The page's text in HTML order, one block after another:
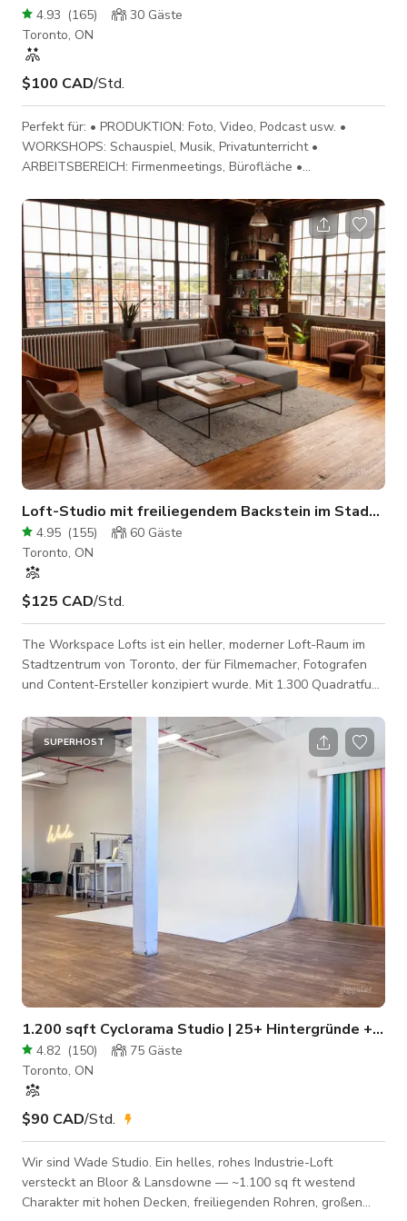
4.93 (165) 30 Gäste
Toronto, ON
$100 CAD/Std.
Perfekt für: • PRODUKTION: Foto, Video, Podcast usw. •
WORKSHOPS: Schauspiel, Musik, Privatunterricht •
ARBEITSBEREICH: Firmenmeetings, Bürofläche •
geschäftlich, privat usw. Bis zu 30 Personen MERKMALE: •
1100 Quadratfuß Mehrzweckraum. • Offener Grundriss • 10'
hohe Decken • Mehrfarbige LED-Beleuchtung gesteuert per
iPad • 65'' Smart TV • HD-Projektor-120” Leinwand (Zusatz) •
2 große Lautsprecher mit Schaltpult
Loft-Studio mit freiliegendem Backstein im
4.95 (155) 60 Gäste
Toronto, ON
$125 CAD/Std.
The Workspace Lofts ist ein heller, moderner Loft-Raum im
Stadtzentrum von Toronto, der für Filmemacher, Fotografen
und Content-Ersteller konzipiert wurde. Mit 1.300 Quadratfuß
Decken und großen Eckfenstern bietet unser
Veranstaltungsort eine atemberaubende Kulisse für
Fotoshootings, Videoproduktionen, Werbefilme und Content-
Erstellung. Der Raum ist produktionstauglich und verfügt über
SUPERHOST
1.200 sqft Cyclorama Studio | 25+ Hintergründe +
4.82 (150) 75 Gäste
Toronto, ON
$90 CAD/Std.
Wir sind Wade Studio. Ein helles, rohes Industrie-Loft
versteckt an Bloor & Lansdowne — ~1.100 sq ft westend
Charakter mit hohen Decken, freiliegenden Rohren, großen